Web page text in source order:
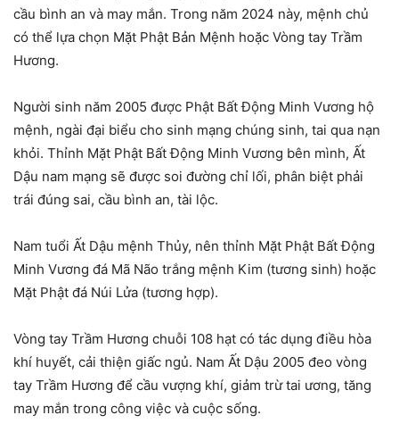
cầu bình an và may mắn. Trong năm 2024 này, mệnh chủ
có thể lựa chọn Mặt Phật Bản Mệnh hoặc Vòng tay Trầm
Hương.
Người sinh năm 2005 được Phật Bất Động Minh Vương hộ
mệnh, ngài đại biểu cho sinh mạng chúng sinh, tai qua nạn
khỏi. Thỉnh Mặt Phật Bất Động Minh Vương bên mình, Ất
Dậu nam mạng sẽ được soi đường chỉ lối, phân biệt phải
trái đúng sai, cầu bình an, tài lộc.
Nam tuổi Ất Dậu mệnh Thủy, nên thỉnh Mặt Phật Bất Động
Minh Vương đá Mã Não trắng mệnh Kim (tương sinh) hoặc
Mặt Phật đá Núi Lửa (tương hợp).
Vòng tay Trầm Hương chuỗi 108 hạt có tác dụng điều hòa
khí huyết, cải thiện giấc ngủ. Nam Ất Dậu 2005 đeo vòng
tay Trầm Hương để cầu vượng khí, giảm trừ tai ương, tăng
may mắn trong công việc và cuộc sống.